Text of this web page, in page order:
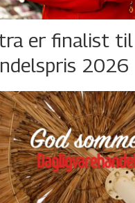
er finalist til
2026